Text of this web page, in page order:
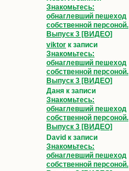
Знакомьтесь:
обнаглевший пешеход
собственной персоной.
Выпуск 3 [ВИДЕО]
viktor к записи
Знакомьтесь:
обнаглевший пешеход
собственной персоной.
Выпуск 3 [ВИДЕО]
Даня к записи
Знакомьтесь:
обнаглевший пешеход
собственной персоной.
Выпуск 3 [ВИДЕО]
David к записи
Знакомьтесь:
обнаглевший пешеход
собственной персоной.